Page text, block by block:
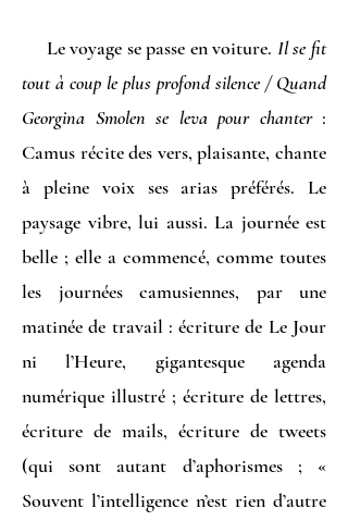
Le voyage se passe en voiture. Il se fit
tout à coup le plus profond silence / Quand
Georgina Smolen se leva pour chanter:
Camus récite des vers, plaisante, chante
à pleine voix ses arias préférés. Le
paysage vibre, lui aussi. La journée est
belle ; elle a commencé, comme toutes
les journées camusiennes, par une
matinée de travail : écriture de Le Jour
ni l’Heure, gigantesque agenda
numérique illustré ; écriture de lettres,
écriture de mails, écriture de tweets
(qui sont autant d’aphorismes ; «
Souvent l’intelligence n’est rien d’autre